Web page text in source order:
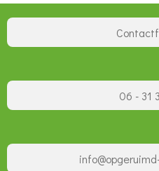
06 - 31